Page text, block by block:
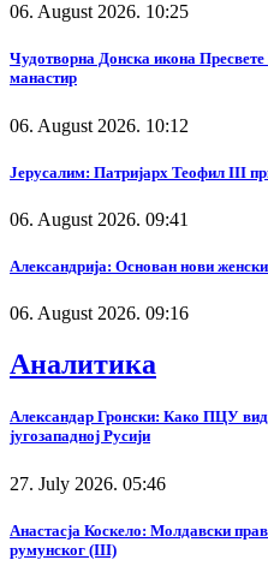
06. August 2026. 10:25
Чудотворна Донска икона
манастир
06. August 2026. 10:12
Јерусалим: Патријарх Теофил III
06. August 2026. 09:41
Александрија: Основан нови
06. August 2026. 09:16
Аналитика
Александар Гронски: Како ПЦУ
југозападној Русији
27. July 2026. 05:46
Анастасја Коскело: Молдавски
румунског (III)